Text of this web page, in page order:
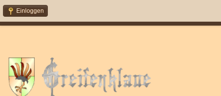
Einloggen